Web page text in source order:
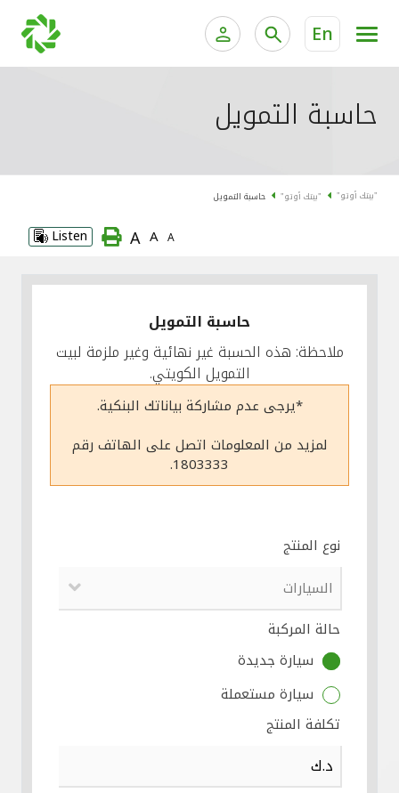
En
الخدمات المصرفية الإلكترونية للأفراد
خدمة "بيتك" للتداول الإلكتروني
جميع السيارات
اتصل بنا
مواقع الفروع وأجهزة الصرف الآلي
ألمانيا
تركيا
ماليزيا
مصر
المملكة المتحدة
مملكة البحرين
حاسبة التمويل
"بيتك أوتو" "بيتك أوتو" حاسبة التمويل
A
A
A
Listen
حاسبة التمويل
ملاحظة: هذه الحسبة غير نهائية وغير ملزمة لبيت
التمويل الكويتي.
*يرجى عدم مشاركة بياناتك البنكية.
لمزيد من المعلومات اتصل على الهاتف رقم
1803333.
نوع المنتج
حالة المركبة
سيارة جديدة
سيارة مستعملة
تكلفة المنتج